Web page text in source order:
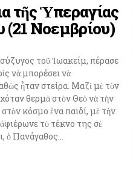
τῆς Ὑπεραγίας
(21 Νοεμβρίου)
τοῦ Ἰωακείμ, πέρασε
νὰ μπορέσει νὰ
ἦταν στείρα. Μαζὶ μὲ τὸν
θερμὰ στὸν Θεὸ νὰ τὴν
στὸν κόσμο ἕνα παιδί, μὲ τὴν
τὸ τέκνο της σὲ
ὁ Πανάγαθος...